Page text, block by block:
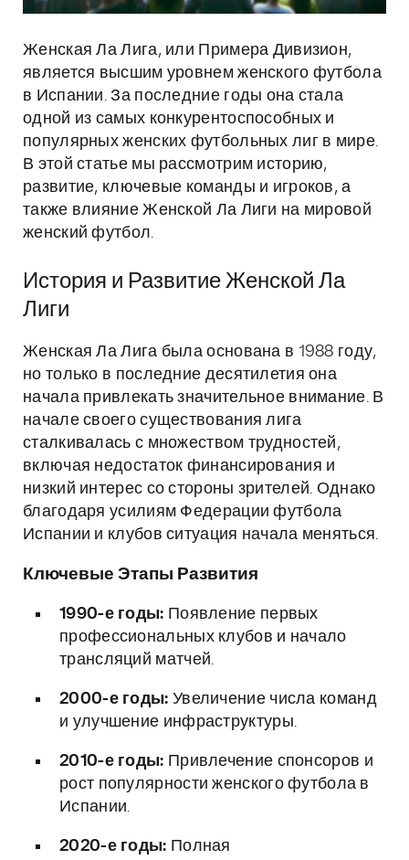
Женская Ла Лига, или Примера Дивизион,
является высшим уровнем женского футбола
в Испании. За последние годы она стала
одной из самых конкурентоспособных и
популярных женских футбольных лиг в мире.
В этой статье мы рассмотрим историю,
развитие, ключевые команды и игроков, а
также влияние Женской Ла Лиги на мировой
женский футбол.
История и Развитие Женской Ла
Лиги
Женская Ла Лига была основана в 1988 году,
но только в последние десятилетия она
начала привлекать значительное внимание. В
начале своего существования лига
сталкивалась с множеством трудностей,
включая недостаток финансирования и
низкий интерес со стороны зрителей. Однако
благодаря усилиям Федерации футбола
Испании и клубов ситуация начала меняться.
Ключевые Этапы Развития
1990-е годы: Появление первых
профессиональных клубов и начало
трансляций матчей.
2000-е годы: Увеличение числа команд
и улучшение инфраструктуры.
2010-е годы: Привлечение спонсоров и
рост популярности женского футбола в
Испании.
2020-е годы: Полная